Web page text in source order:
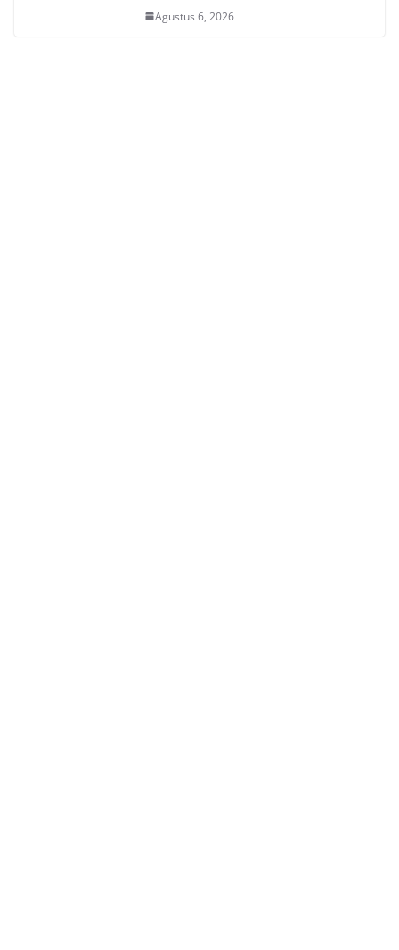
Agustus 6, 2026